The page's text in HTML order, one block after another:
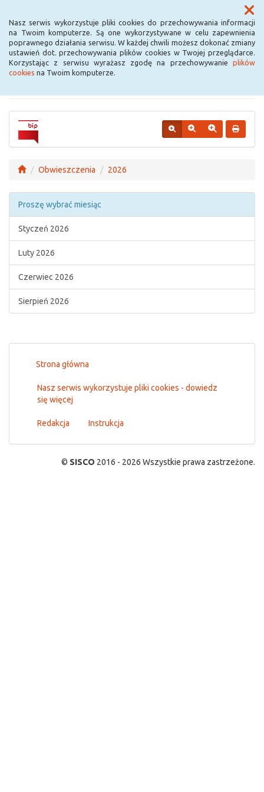
Nasz serwis wykorzystuje pliki cookies do przechowywania informacji
na Twoim komputerze. Są one wykorzystywane w celu zapewnienia
poprawnego działania serwisu. W każdej chwili możesz dokonać zmiany
ustawień dot. przechowywania plików cookies w Twojej przeglądarce.
Korzystając z serwisu wyrażasz zgodę na przechowywanie plików
cookies na Twoim komputerze.
Menu
Urząd Miejski w
Krośniewicach
Obwieszczenia 2026
Proszę wybrać miesiąc
Styczeń 2026
Luty 2026
Czerwiec 2026
Sierpień 2026
Strona główna
Nasz serwis wykorzystuje pliki cookies - dowiedz
się więcej
Redakcja Instrukcja
© SISCO 2016 - 2026 Wszystkie prawa zastrzeżone.